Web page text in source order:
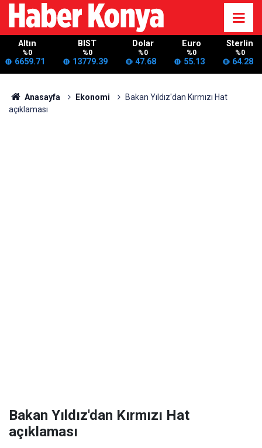
Altın
%0
6659.71
BIST
%0
13779.39
Dolar
%0
47.68
Euro
%0
55.13
Sterlin
%0
64.28
Anasayfa Ekonomi
Bakan Yıldız'dan Kırmızı Hat
açıklaması
Bakan Yıldız'dan Kırmızı Hat
açıklaması